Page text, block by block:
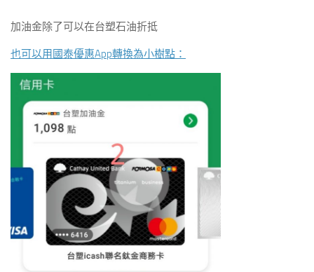
加油金除了可以在台塑石油折抵
也可以用國泰優惠App轉換為小樹點：